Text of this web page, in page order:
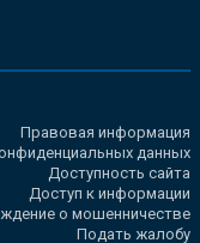
Правовая информация
данных
Доступность сайта
Доступ к информации
о мошенничестве
Подать жалобу